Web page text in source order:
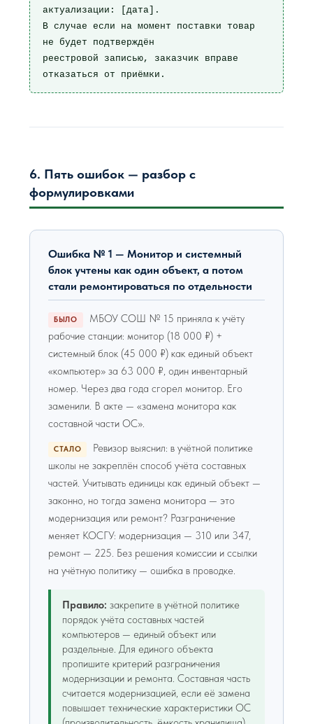
актуализации: [дата].
В случае если на момент поставки товар
не будет подтверждён
реестровой записью, заказчик вправе
отказаться от приёмки.
6. Пять ошибок — разбор с
формулировками
Ошибка № 1 — Монитор и системный
блок учтены как один объект, а потом
стали ремонтироваться по отдельности
БЫЛО
МБОУ СОШ № 15 приняла к учёту
рабочие станции: монитор (18 000 ₽) +
системный блок (45 000 ₽) как единый объект
«компьютер» за 63 000 ₽, один инвентарный
номер. Через два года сгорел монитор. Его
заменили. В акте — «замена монитора как
составной части ОС».
СТАЛО
Ревизор выяснил: в учётной политике
школы не закреплён способ учёта составных
частей. Учитывать единицы как единый объект —
законно, но тогда замена монитора — это
модернизация или ремонт? Разграничение
меняет КОСГУ: модернизация — 310 или 347,
ремонт — 225. Без решения комиссии и ссылки
на учётную политику — ошибка в проводке.
Правило: закрепите в учётной политике
порядок учёта составных частей
компьютеров — единый объект или
раздельные. Для единого объекта
пропишите критерий разграничения
модернизации и ремонта. Составная часть
считается модернизацией, если её замена
повышает технические характеристики ОС